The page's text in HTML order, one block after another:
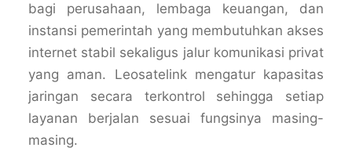
bagi perusahaan, lembaga keuangan, dan
instansi pemerintah yang membutuhkan akses
internet stabil sekaligus jalur komunikasi privat
yang aman. Leosatelink mengatur kapasitas
jaringan secara terkontrol sehingga setiap
layanan berjalan sesuai fungsinya masing-
masing.